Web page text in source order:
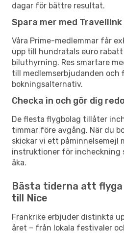
dagar för bättre resultat.
Spara mer med Travellink
Våra Prime-medlemmar får
upp till hundratals euro
biluthyrning. Res smartare
till medlemserbjudanden och
bokningsalternativ.
Checka in och gör dig redo
De flesta flygbolag tillåter
timmar före avgång. När du
skickar vi ett
instruktioner för incheckning
åka.
Bästa tiderna att
till Nice
Frankrike erbjuder distinkta
året – från lokala festivaler